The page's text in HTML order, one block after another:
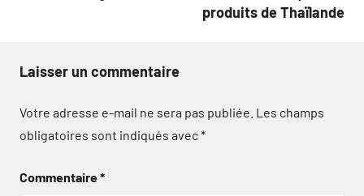
produits de Thaïlande
Laisser un commentaire
Votre adresse e-mail ne sera pas publiée. Les champs
obligatoires sont indiqués avec*
Commentaire*